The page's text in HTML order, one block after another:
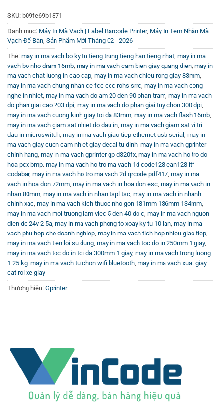
Trường
Máy in hỗ trợ nhiều giao diện kết nối như RS232, USB,
Ethernet, cùng với tùy chọn kết nối không dây qua
Bluetooth và WiFi. Ngoài ra, máy còn hỗ trợ kết nối ngăn
kéo đựng tiền 24V, tạo điều kiện thuận lợi cho các quầy
giao dịch bán lẻ và hệ thống POS. Sự đa dạng về giao tiếp
giúp máy dễ dàng tích hợp với nhiều hệ thống quản lý và
các thiết bị ngoại vi hiện có.
Đảm Bảo Chất Lượng In Ấn Với Mực In Chuyên
Dụng
Để đạt hiệu quả in ấn tối ưu, bạn nên sử dụng Mực In Tem
Nhãn | Ribbon Barcode Label, giúp tăng độ bám màu,
chống trầy xước và bảo vệ tem nhãn bền đẹp theo thời
gian, phù hợp với nhiều loại tem và chất liệu khác nhau.
Cùng Theo Dõi Hướng Dẫn Và Ứng Dụng Thực
Tế
Để hiểu rõ hơn và nắm bắt các tính năng cũng như cách
vận hành của máy in tem nhãn đa năng này, bạn có thể
xem các video hướng dẫn chi tiết tạiKênh Youtube
Vincode. Đây là nguồn tư liệu bổ ích giúp khách hàng tận
dụng tối đa hiệu năng của thiết bị trong công việc hàng
SKU: b09fe69b1871
Danh mục: Máy In Mã Vạch | Label Barcode Printer, Máy In Tem Nhãn Mã
Vạch Để Bàn, Sản Phẩm Mới Tháng 02 - 2026
Thẻ: may in ma vach bo ky tu tieng trung tieng han tieng nhat, may in ma
vach bo nho dram 16mb, may in ma vach cam bien giay quang dien, may in
ma vach chat luong in cao cap, may in ma vach chieu rong giay 83mm,
may in ma vach chung nhan ce fcc ccc rohs srrc, may in ma vach cong
nghe in nhiet, may in ma vach do am 20 den 90 phan tram, may in ma vach
do phan giai cao 203 dpi, may in ma vach do phan giai tuy chon 300 dpi,
may in ma vach duong kinh giay toi da 83mm, may in ma vach flash 16mb,
may in ma vach giam sat nhiet do dau in, may in ma vach giam sat vi tri
dau in microswitch, may in ma vach giao tiep ethernet usb serial , may in
ma vach giay cuon cam nhiet giay decal tu dinh, may in ma vach gprinter
chinh hang, may in ma vach gprinter gp d320fx, may in ma vach ho tro do
hoa pcx bmp, may in ma vach ho tro ma vach 1d code128 ean128 itf
codabar, may in ma vach ho tro ma vach 2d qrcode pdf417, may in ma
vach in hoa don 72mm, may in ma vach in hoa don esc, may in ma vach in
nhan 80mm, may in ma vach in nhan tspl tsc, may in ma vach in nhanh
chinh xac, may in ma vach kich thuoc nho gon 181mm 136mm 134mm,
may in ma vach moi truong lam viec 5 den 40 do c, may in ma vach nguon
dien dc 24v 2 5a, may in ma vach phong to xoay ky tu 10 lan, may in ma
vach phu hop cho doanh nghiep, may in ma vach tich hop nhieu giao tiep,
may in ma vach tien loi su dung, may in ma vach toc do in 250mm 1 giay,
may in ma vach toc do in toi da 300mm 1 giay, may in ma vach trong luong
1 25 kg, may in ma vach tu chon wifi bluetooth, may in ma vach xuat giay
cat roi xe giay
Thương hiệu: Gprinter